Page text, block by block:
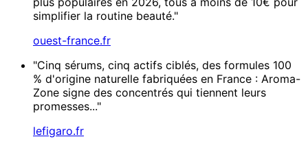
simplifier la routine beauté."
ouest-france.fr
"Cinq sérums, cinq actifs ciblés, des formules 100
% d'origine naturelle fabriquées en France : Aroma-
Zone signe des concentrés qui tiennent leurs
promesses..."
lefigaro.fr